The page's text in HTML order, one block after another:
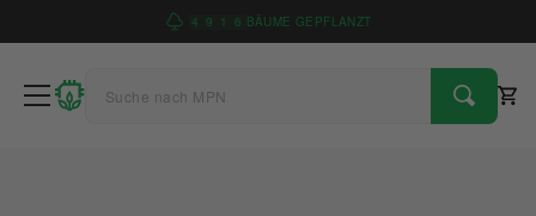
4 9 1 6 BÄUME GEPFLANZT